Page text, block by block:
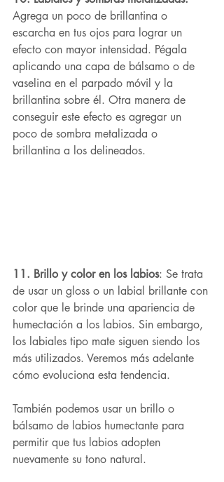
Agrega un poco de brillantina o
escarcha en tus ojos para lograr un
efecto con mayor intensidad. Pégala
aplicando una capa de bálsamo o de
vaselina en el parpado móvil y la
brillantina sobre él. Otra manera de
conseguir este efecto es agregar un
poco de sombra metalizada o
brillantina a los delineados.
11. Brillo y color en los labios: Se trata
de usar un gloss o un labial brillante con
color que le brinde una apariencia de
humectación a los labios. Sin embargo,
los labiales tipo mate siguen siendo los
más utilizados. Veremos más adelante
cómo evoluciona esta tendencia.
También podemos usar un brillo o
bálsamo de labios humectante para
permitir que tus labios adopten
nuevamente su tono natural.